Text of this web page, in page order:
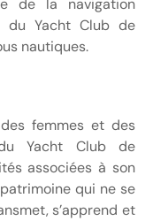
de la navigation
du Yacht Club de
nautiques.
femmes et des
Yacht Club de
associées à son
qui ne se
s’apprend et